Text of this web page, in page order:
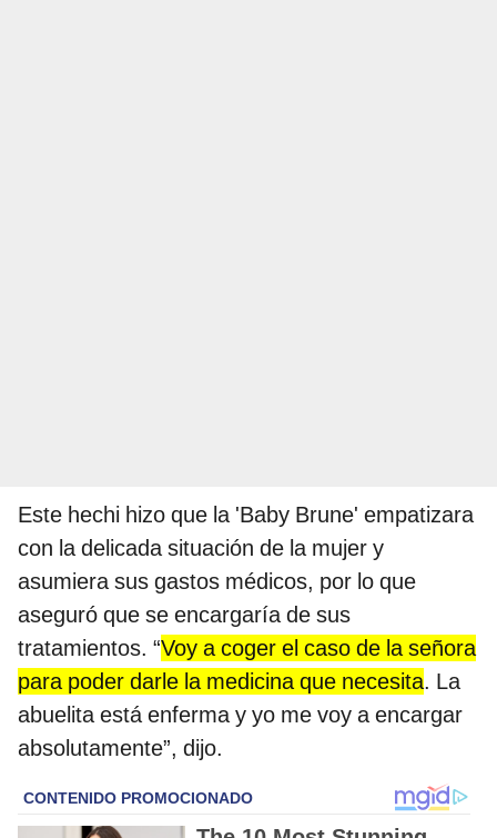
Este hechi hizo que la 'Baby Brune' empatizara
con la delicada situación de la mujer y
asumiera sus gastos médicos, por lo que
aseguró que se encargaría de sus
tratamientos. “Voy a coger el caso de la señora
para poder darle la medicina que necesita. La
abuelita está enferma y yo me voy a encargar
absolutamente”, dijo.